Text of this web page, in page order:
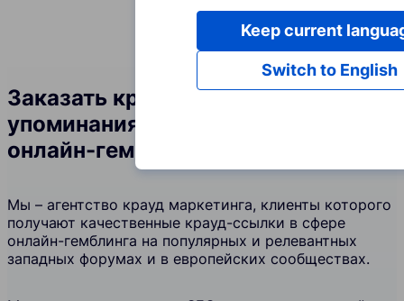
Услуги
Русский
Заказать крауд-ссылки и
упоминания бренда в сфере
онлайн-гемблинга
Мы – агентство крауд маркетинга, клиенты которого
получают качественные крауд-ссылки в сфере
онлайн-гемблинга на популярных и релевантных
западных форумах и в европейских сообществах.
Switch to English
Keep current